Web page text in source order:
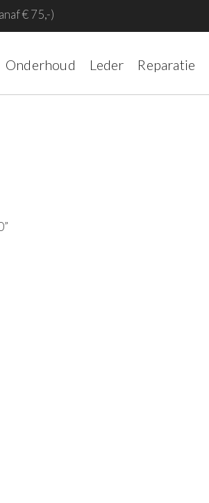
€ 75,-)
Onderhoud Leder Reparatie